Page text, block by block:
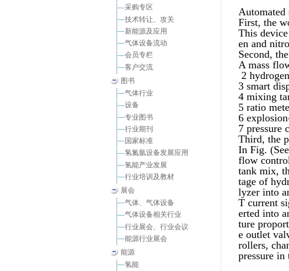
采购专区
技术转让、攻关
新能源及应用
气体设备流动
会员专栏
客户交流
图书
气体行业
设备
专业图书
行业期刊
国家标准
氢氮氩设备发展应用
氢能产业发展
行业培训及教材
展会
气体、气体设备
气体设备相关行业
行业展会、行业会议
能源行业展会
能源
氢能
Automated
First, the
This
en and
Second,
A mass
2
3 smart
4 mixing
5 ratio
6
7 pressure
Third, the
In Fig.
flow
tank mix,
tage of
lyzer into
T current
erted into
ture
e outlet
rollers,
pressure